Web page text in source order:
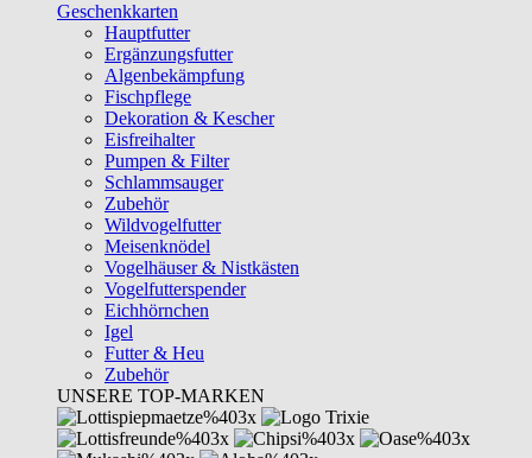
Geschenkkarten
Hauptfutter
Ergänzungsfutter
Algenbekämpfung
Fischpflege
Dekoration & Kescher
Eisfreihalter
Pumpen & Filter
Schlammsauger
Zubehör
Wildvogelfutter
Meisenknödel
Vogelhäuser & Nistkästen
Vogelfutterspender
Eichhörnchen
Igel
Futter & Heu
Zubehör
UNSERE TOP-MARKEN